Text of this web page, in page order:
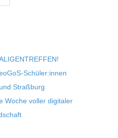
Schüler:innen
Straßburg
Woche vol­ler digi­ta­ler